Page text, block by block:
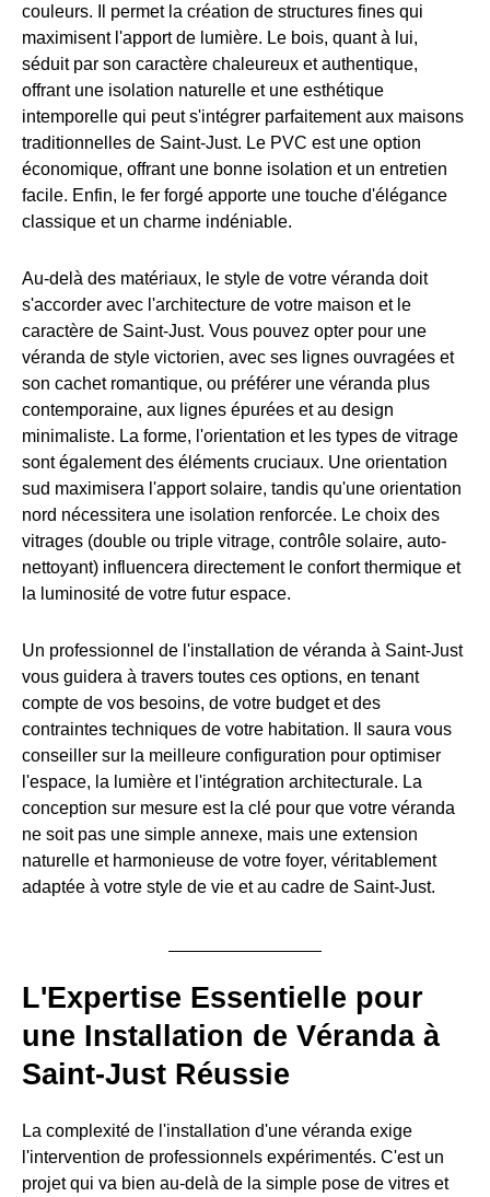
couleurs. Il permet la création de structures fines qui
maximisent l'apport de lumière. Le bois, quant à lui,
séduit par son caractère chaleureux et authentique,
offrant une isolation naturelle et une esthétique
intemporelle qui peut s'intégrer parfaitement aux maisons
traditionnelles de Saint-Just. Le PVC est une option
économique, offrant une bonne isolation et un entretien
facile. Enfin, le fer forgé apporte une touche d'élégance
classique et un charme indéniable.
Au-delà des matériaux, le style de votre véranda doit
s'accorder avec l'architecture de votre maison et le
caractère de Saint-Just. Vous pouvez opter pour une
véranda de style victorien, avec ses lignes ouvragées et
son cachet romantique, ou préférer une véranda plus
contemporaine, aux lignes épurées et au design
minimaliste. La forme, l'orientation et les types de vitrage
sont également des éléments cruciaux. Une orientation
sud maximisera l'apport solaire, tandis qu'une orientation
nord nécessitera une isolation renforcée. Le choix des
vitrages (double ou triple vitrage, contrôle solaire, auto-
nettoyant) influencera directement le confort thermique et
la luminosité de votre futur espace.
Un professionnel de l'installation de véranda à Saint-Just
vous guidera à travers toutes ces options, en tenant
compte de vos besoins, de votre budget et des
contraintes techniques de votre habitation. Il saura vous
conseiller sur la meilleure configuration pour optimiser
l'espace, la lumière et l'intégration architecturale. La
conception sur mesure est la clé pour que votre véranda
ne soit pas une simple annexe, mais une extension
naturelle et harmonieuse de votre foyer, véritablement
adaptée à votre style de vie et au cadre de Saint-Just.
L'Expertise Essentielle pour
une Installation de Véranda à
Saint-Just Réussie
La complexité de l'installation d'une véranda exige
l'intervention de professionnels expérimentés. C'est un
projet qui va bien au-delà de la simple pose de vitres et